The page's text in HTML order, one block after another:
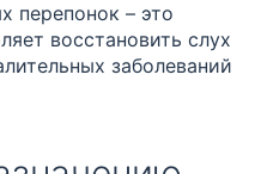
перепонок – это
восстановить слух
заболеваний